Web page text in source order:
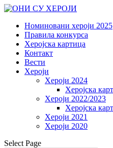
Номиновани хероји 2025
Правила конкурса
Херојска картица
Контакт
Вести
Хероји
Хероји 2024
Херојска
Хероји 2022/2023
Херојска
Хероји 2021
Хероји 2020
Select Page